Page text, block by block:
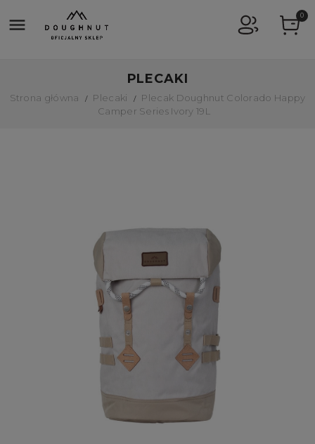
 0
PLECAKI
Strona główna Plecaki
Plecak Doughnut Colorado Happy
Camper Series Ivory 19L